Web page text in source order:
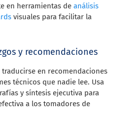
en herramientas deanálisis
visuales para facilitar la
y recomendaciones
en recomendaciones
técnicos que nadie lee. Usa
y síntesis ejecutiva para
a los tomadores de